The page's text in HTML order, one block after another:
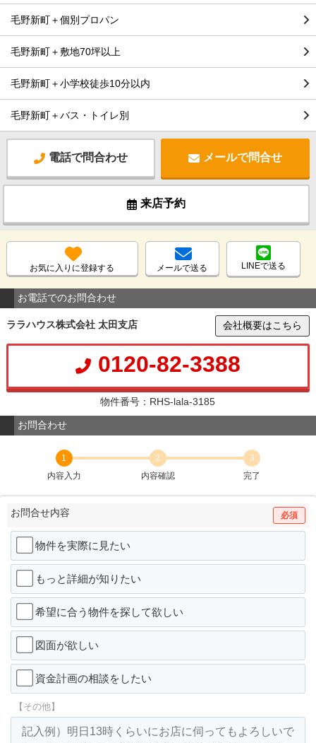
毛野新町＋個別プロパン
毛野新町＋敷地70坪以上
毛野新町＋小学校徒歩10分以内
毛野新町＋バス・トイレ別
電話で問合わせ メールで問合せ
来店予約
お気に入りに登録する メールで送る LINEで送る
お電話でのお問合わせ
ララハウス株式会社 太田支店 会社概要はこちら
0120-82-3388
物件番号：RHS-lala-3185
お問合わせ
1
内容入力
2
内容確認
3
完了
お問合せ内容 必須
物件を実際に見たい
もっと詳細が知りたい
希望に合う物件を探して欲しい
図面が欲しい
資金計画の相談をしたい
【その他】